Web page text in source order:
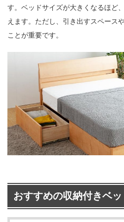
す。ベッドサイズが大きくなるほど
えます。ただし、引き出すスペース
ことが重要です。
おすすめの収納付きベッ